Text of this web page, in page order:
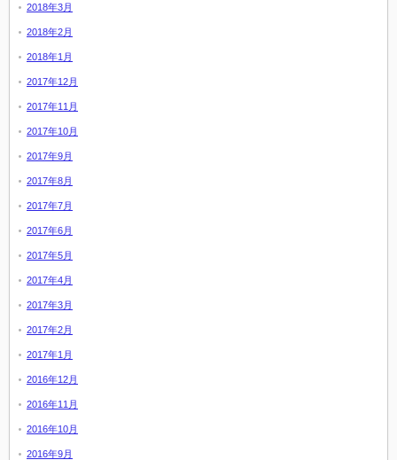
2018年3月
2018年2月
2018年1月
2017年12月
2017年11月
2017年10月
2017年9月
2017年8月
2017年7月
2017年6月
2017年5月
2017年4月
2017年3月
2017年2月
2017年1月
2016年12月
2016年11月
2016年10月
2016年9月